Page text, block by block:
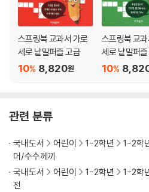
스프링북 교과서 가로
세로 낱말퍼즐 고급
8,820원
10%
스프링북 교
세로 낱말퍼
10%
관련 분류
국내도서 어린이 1-2학년 1-2학
머/수수께끼
국내도서
어린이 1-2학년 1-2학
전